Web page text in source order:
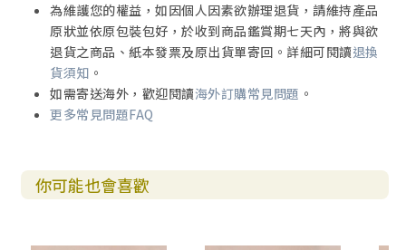
為維護您的權益，如因個人因素欲辦理退貨，請維持產品
原狀並依原包裝包好，於收到商品鑑賞期七天內，將與欲
退貨之商品、紙本發票及原出貨單寄回。詳細可閱讀退換
貨須知 。
如需寄送海外，歡迎閱讀海外訂購常見問題 。
更多常見問題FAQ
你可能也會喜歡